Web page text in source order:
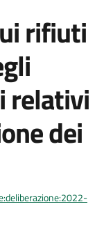
rifiuti
relativi
dei